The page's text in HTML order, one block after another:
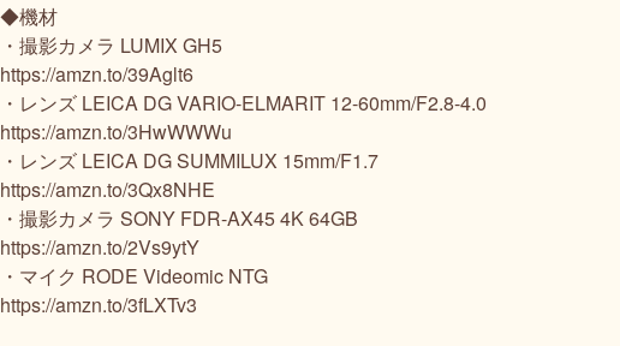
◆機材
・撮影カメラ LUMIX GH5
https://amzn.to/39Aglt6
・レンズ LEICA DG VARIO-ELMARIT 12-60mm/F2.8-4.0
https://amzn.to/3HwWWWu
・レンズ LEICA DG SUMMILUX 15mm/F1.7
https://amzn.to/3Qx8NHE
・撮影カメラ SONY FDR-AX45 4K 64GB
https://amzn.to/2Vs9ytY
・マイク RODE Videomic NTG
https://amzn.to/3fLXTv3